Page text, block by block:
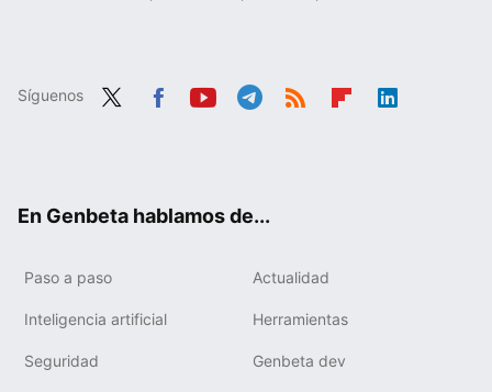
Síguenos
En Genbeta hablamos de...
Paso a paso Actualidad
Inteligencia artificial Herramientas
Seguridad Genbeta dev